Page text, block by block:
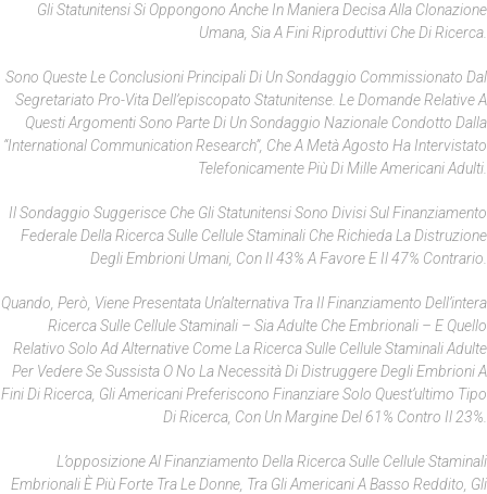
Gli Statunitensi Si Oppongono Anche In Maniera Decisa Alla Clonazione
Umana, Sia A Fini Riproduttivi Che Di Ricerca.
Sono Queste Le Conclusioni Principali Di Un Sondaggio Commissionato Dal
Segretariato Pro-Vita Dell’episcopato Statunitense. Le Domande Relative A
Questi Argomenti Sono Parte Di Un Sondaggio Nazionale Condotto Dalla
“International Communication Research”, Che A Metà Agosto Ha Intervistato
Telefonicamente Più Di Mille Americani Adulti.
Il Sondaggio Suggerisce Che Gli Statunitensi Sono Divisi Sul Finanziamento
Federale Della Ricerca Sulle Cellule Staminali Che Richieda La Distruzione
Degli Embrioni Umani, Con Il 43% A Favore E Il 47% Contrario.
Quando, Però, Viene Presentata Un’alternativa Tra Il Finanziamento Dell’intera
Ricerca Sulle Cellule Staminali – Sia Adulte Che Embrionali – E Quello
Relativo Solo Ad Alternative Come La Ricerca Sulle Cellule Staminali Adulte
Per Vedere Se Sussista O No La Necessità Di Distruggere Degli Embrioni A
Fini Di Ricerca, Gli Americani Preferiscono Finanziare Solo Quest’ultimo Tipo
Di Ricerca, Con Un Margine Del 61% Contro Il 23%.
L’opposizione Al Finanziamento Della Ricerca Sulle Cellule Staminali
Embrionali È Più Forte Tra Le Donne, Tra Gli Americani A Basso Reddito, Gli